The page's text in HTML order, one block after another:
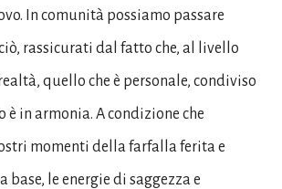
In comunità possiamo passare
rassicurati dal fatto che, al livello
quello che è personale, condiviso
è in armonia. A condizione che
momenti della farfalla ferita e
base, le energie di saggezza e